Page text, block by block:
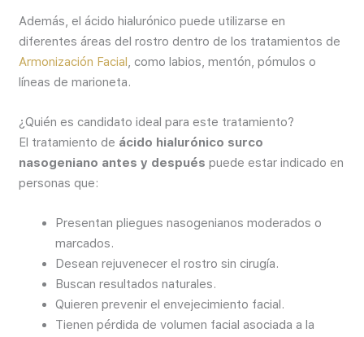
Además, el ácido hialurónico puede utilizarse en
diferentes áreas del rostro dentro de los tratamientos de
Armonización Facial, como labios, mentón, pómulos o
líneas de marioneta.
¿Quién es candidato ideal para este tratamiento?
El tratamiento de ácido hialurónico surco
nasogeniano antes y después puede estar indicado en
personas que:
Presentan pliegues nasogenianos moderados o
marcados.
Desean rejuvenecer el rostro sin cirugía.
Buscan resultados naturales.
Quieren prevenir el envejecimiento facial.
Tienen pérdida de volumen facial asociada a la